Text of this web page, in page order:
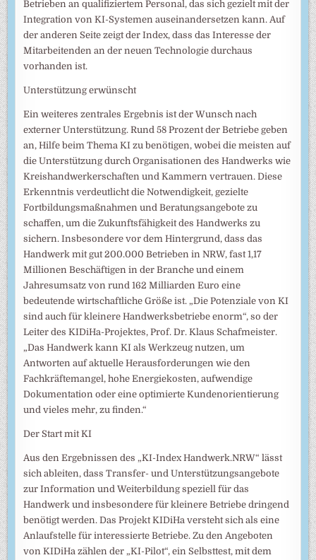
Betrieben an qualifiziertem Personal, das sich gezielt mit der
Integration von KI-Systemen auseinandersetzen kann. Auf
der anderen Seite zeigt der Index, dass das Interesse der
Mitarbeitenden an der neuen Technologie durchaus
vorhanden ist.
Unterstützung erwünscht
Ein weiteres zentrales Ergebnis ist der Wunsch nach
externer Unterstützung. Rund 58 Prozent der Betriebe geben
an, Hilfe beim Thema KI zu benötigen, wobei die meisten auf
die Unterstützung durch Organisationen des Handwerks wie
Kreishandwerkerschaften und Kammern vertrauen. Diese
Erkenntnis verdeutlicht die Notwendigkeit, gezielte
Fortbildungsmaßnahmen und Beratungsangebote zu
schaffen, um die Zukunftsfähigkeit des Handwerks zu
sichern. Insbesondere vor dem Hintergrund, dass das
Handwerk mit gut 200.000 Betrieben in NRW, fast 1,17
Millionen Beschäftigen in der Branche und einem
Jahresumsatz von rund 162 Milliarden Euro eine
bedeutende wirtschaftliche Größe ist. „Die Potenziale von KI
sind auch für kleinere Handwerksbetriebe enorm“, so der
Leiter des KIDiHa-Projektes, Prof. Dr. Klaus Schafmeister.
„Das Handwerk kann KI als Werkzeug nutzen, um
Antworten auf aktuelle Herausforderungen wie den
Fachkräftemangel, hohe Energiekosten, aufwendige
Dokumentation oder eine optimierte Kundenorientierung
und vieles mehr, zu finden.“
Der Start mit KI
Aus den Ergebnissen des „KI-Index Handwerk.NRW“ lässt
sich ableiten, dass Transfer- und Unterstützungsangebote
zur Information und Weiterbildung speziell für das
Handwerk und insbesondere für kleinere Betriebe dringend
benötigt werden. Das Projekt KIDiHa versteht sich als eine
Anlaufstelle für interessierte Betriebe. Zu den Angeboten
von KIDiHa zählen der „KI-Pilot“, ein Selbsttest, mit dem